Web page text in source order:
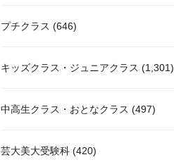
プチクラス (646)
キッズクラス・ジュニアクラス (1,301)
中高生クラス・おとなクラス (497)
芸大美大受験科 (420)